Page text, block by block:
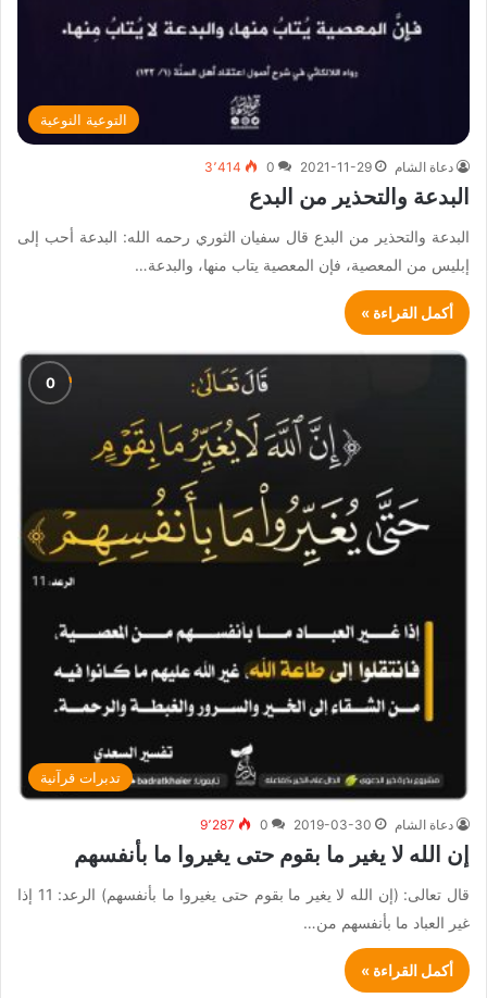
التوعية النوعية
دعاة الشام 2021-11-29
0 3٬414
البدعة والتحذير من البدع
البدعة والتحذير من البدع قال سفيان الثوري رحمه الله: البدعة أحب إلى
إبليس من المعصية، فإن المعصية يتاب منها، والبدعة…
أكمل القراءة »
تدبرات قرآنية
دعاة الشام 2019-03-30
0 9٬287
إن الله لا يغير ما بقوم حتى يغيروا ما بأنفسهم
قال تعالى: (إن الله لا يغير ما بقوم حتى يغيروا ما بأنفسهم) الرعد: 11 إذا
غير العباد ما بأنفسهم من…
أكمل القراءة »